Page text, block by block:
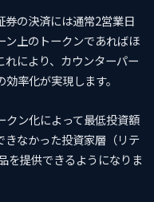
券の決済には通常2営業日
ン上のトークンであればほ
により、カウンターパー
率化が実現します。
クン化によって最低投資額
きなかった投資家層（リテ
を提供できるようになりま